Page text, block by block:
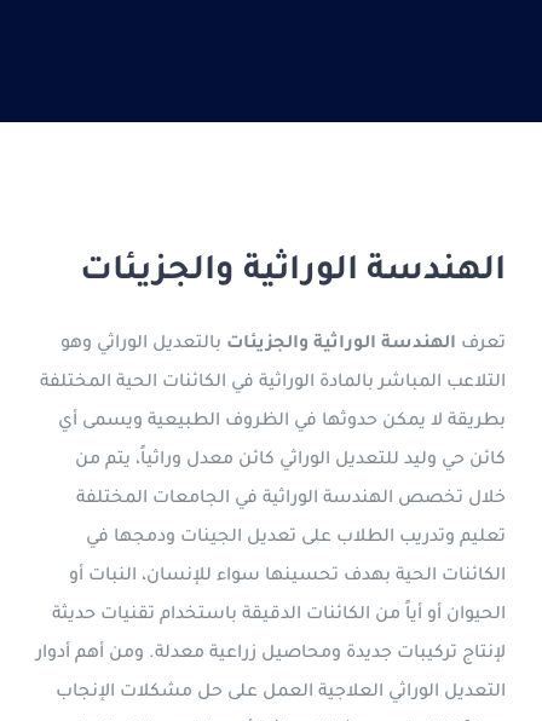
الهندسة الوراثية والجزيئات
تعرف الهندسة الوراثية والجزيئات بالتعديل الوراثي وهو
التلاعب المباشر بالمادة الوراثية في الكائنات الحية المختلفة
بطريقة لا يمكن حدوثها في الظروف الطبيعية ويسمى أي
كائن حي وليد للتعديل الوراثي كائن معدل وراثياً، يتم من
خلال تخصص الهندسة الوراثية في الجامعات المختلفة
تعليم وتدريب الطلاب على تعديل الجينات ودمجها في
الكائنات الحية بهدف تحسينها سواء للإنسان، النبات أو
الحيوان أو أياً من الكائنات الدقيقة باستخدام تقنيات حديثة
لإنتاج تركيبات جديدة ومحاصيل زراعية معدلة. ومن أهم أدوار
التعديل الوراثي العلاجية العمل على حل مشكلات الإنجاب